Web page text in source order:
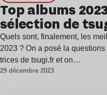
Top albums
sélection de
Quels sont, finalement, les
2023 ? On a posé la
trices de tsugi.fr et on…
29 décembre 2023